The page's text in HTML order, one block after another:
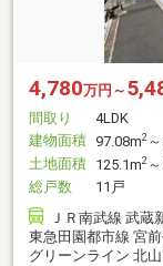
4,780万円～
間取り
4LDK
建物面積 97.08m2
土地面積 125.1m2
総戸数
11戸
ＪＲ南武線 武蔵
東急田園都市線 宮
グリーンライン 北